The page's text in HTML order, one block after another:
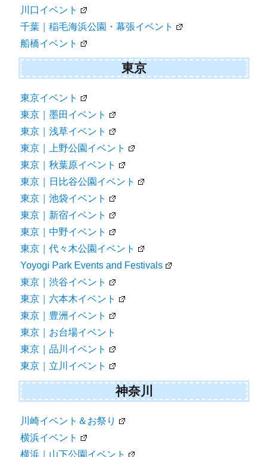
川口イベント
千葉｜稲毛海浜公園・幕張イベント
船橋イベント
東京
東京イベント
東京｜墨田イベント
東京｜浅草イベント
東京｜上野公園イベント
東京｜秋葉原イベント
東京｜日比谷公園イベント
東京｜池袋イベント
東京｜新宿イベント
東京｜中野イベント
東京｜代々木公園イベント
Yoyogi Park Events and Festivals
東京｜渋谷イベント
東京｜六本木イベント
東京｜豊洲イベント
東京｜お台場イベント
東京｜品川イベント
東京｜立川イベント
神奈川
川崎イベント＆お祭り
横浜イベント
横浜｜山下公園イベント